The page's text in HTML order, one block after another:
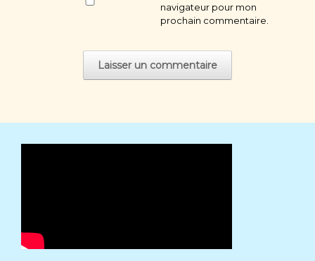
navigateur pour mon
prochain commentaire.